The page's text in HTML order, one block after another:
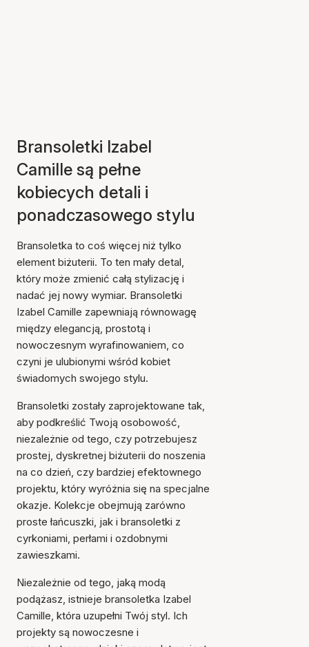
Bransoletki Izabel
Camille są pełne
kobiecych detali i
ponadczasowego stylu
Bransoletka to coś więcej niż tylko
element biżuterii. To ten mały detal,
który może zmienić całą stylizację i
nadać jej nowy wymiar. Bransoletki
Izabel Camille zapewniają równowagę
między elegancją, prostotą i
nowoczesnym wyrafinowaniem, co
czyni je ulubionymi wśród kobiet
świadomych swojego stylu.
Bransoletki zostały zaprojektowane tak,
aby podkreślić Twoją osobowość,
niezależnie od tego, czy potrzebujesz
prostej, dyskretnej biżuterii do noszenia
na co dzień, czy bardziej efektownego
projektu, który wyróżnia się na specjalne
okazje. Kolekcje obejmują zarówno
proste łańcuszki, jak i bransoletki z
cyrkoniami, perłami i ozdobnymi
zawieszkami.
Niezależnie od tego, jaką modą
podążasz, istnieje bransoletka Izabel
Camille, która uzupełni Twój styl. Ich
projekty są nowoczesne i